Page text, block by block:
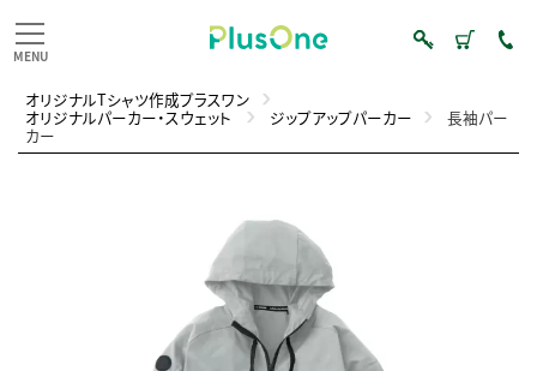
オリジナルTシャツ作成プラスワン
オリジナルパーカー・スウェット ジップアップパーカー 長袖パー
カー